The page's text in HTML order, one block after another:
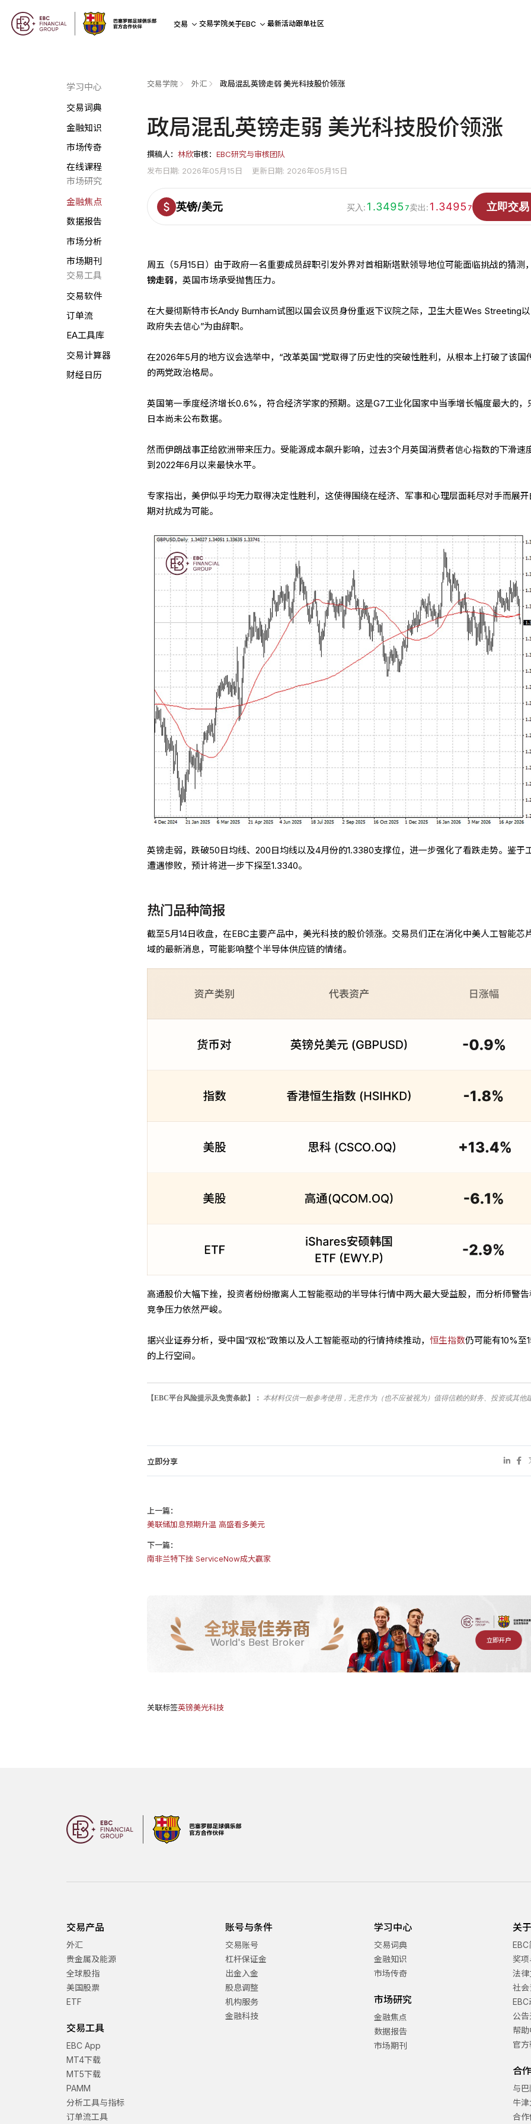
交易 交易学院关于EBC 最新活动跟单社区
学习中心
交易词典
金融知识
市场传奇
在线课程
市场研究
金融焦点
数据报告
市场分析
市场期刊
交易工具
交易软件
订单流
EA工具库
交易计算器
财经日历
交易学院 外汇 政局混乱英镑走弱 美光科技股价领涨
政局混乱英镑走弱 美光科技股价领涨
撰稿人：林欣审核：EBC研究与审核团队
发布日期: 2026年05月15日
更新日期: 2026年05月15日
英镑/美元 买入:1.3495 7卖出:1.3495 7 立即交易
周五（5月15日）由于政府一名重要成员辞职引发外界对首相斯塔默领导地位可能面临挑战的猜测
镑走弱，英国市场承受抛售压力。
在大曼彻斯特市长Andy Burnham试图以国会议员身份重返下议院之际，卫生大臣Wes Streeting
政府失去信心”为由辞职。
在2026年5月的地方议会选举中，“改革英国”党取得了历史性的突破性胜利，从根本上打破了该国
的两党政治格局。
英国第一季度经济增长0.6%，符合经济学家的预期。这是G7工业化国家中当季增长幅度最大的，
日本尚未公布数据。
然而伊朗战事正给欧洲带来压力。受能源成本飙升影响，过去3个月英国消费者信心指数的下滑速
到2022年6月以来最快水平。
专家指出，美伊似乎均无力取得决定性胜利，这使得围绕在经济、军事和心理层面耗尽对手而展
期对抗成为可能。
英镑走弱，跌破50日均线、200日均线以及4月份的1.3380支撑位，进一步强化了看跌走势。鉴于
遭遇惨败，预计将进一步下探至1.3340。
热门品种简报
截至5月14日收盘，在EBC主要产品中，美光科技的股价领涨。交易员们正在消化中美人工智能芯
域的最新消息，可能影响整个半导体供应链的情绪。
高通股价大幅下挫，投资者纷纷撤离人工智能驱动的半导体行情中两大最大受益股，而分析师警
竞争压力依然严峻。
据兴业证券分析，受中国“双松”政策以及人工智能驱动的行情持续推动，恒生指数仍可能有10%至
的上行空间。
【EBC平台风险提示及免责条款】： 本材料仅供一般参考使用，无意作为（也不应被视为）值得信赖的财务、投资或其他
立即分享
上一篇：
美联储加息预期升温 高盛看多美元
下一篇：
南非兰特下挫 ServiceNow成大赢家
全球最佳券商
World's Best Broker 立即开户
关联标签英镑美光科技
交易产品
外汇
贵金属及能源
全球股指
美国股票
ETF
交易工具
EBC App
MT4下载
MT5下载
PAMM
分析工具与指标
订单流工具
账号与条件
交易账号
杠杆保证金
出金入金
股息调整
机构服务
金融科技
学习中心
交易词典
金融知识
市场传奇
市场研究
金融焦点
数据报告
市场期刊
关
奖
法
社
公
帮
官
合
与
牛
合